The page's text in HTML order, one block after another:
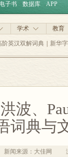
子书 数据库 APP
学术 教育
阶英汉双解词典 新华
波、
词典与
新闻来源：大佳网